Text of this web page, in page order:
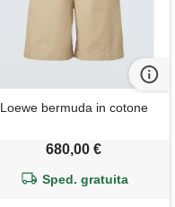
Loewe bermuda in cotone
680,00 €
Sped. gratuita